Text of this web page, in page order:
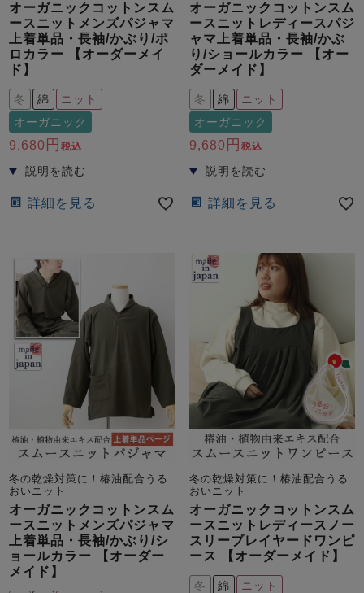
春 秋
売れ筋ランキング
- Item Ranking -
- New Arrival -
すべての季節のパジャマ一覧はこちら
ズボン単品
ズ
パジャマ
ガールズ半袖
ガールズかぶ
ボーイズ長袖
ボーイズ半袖
ボーイズ前開
き
ボーイズかぶ
り
ガールズ
上着
単品
ガールズ ズボ
ン単品
ボーイズ 上着
単品
ボーイズズボ
ン単品
オーガニックコットンスム
ースニットメンズパジャマ
上着単品・長袖/かぶり/ポ
ロカラー 【オーダーメイ
ド】
冬 綿
ニット
オーガニック
9,680 税込
詳細を見る
オーガニックコットンスム
ースニットレディースパジ
ャマ上着単品・長袖/かぶ
り/ショールカラー 【オー
ダーメイド】
冬 綿
ニット
オーガニック
9,680 税込
詳細を見る
冬の乾燥対策に！椿油配合うる
おいニット
オーガニックコットンスム
ースニットメンズパジャマ
上着単品・長袖/かぶり/シ
ョールカラー 【オーダー
メイド】
冬の乾燥対策に！椿油配合うる
おいニット
オーガニックコットンスム
ースニットレディースノー
スリーブレイヤードワンピ
ース 【オーダーメイド】
冬 綿
ニット